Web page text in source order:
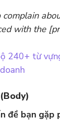
with the
240+ từ
đề bạn gặp